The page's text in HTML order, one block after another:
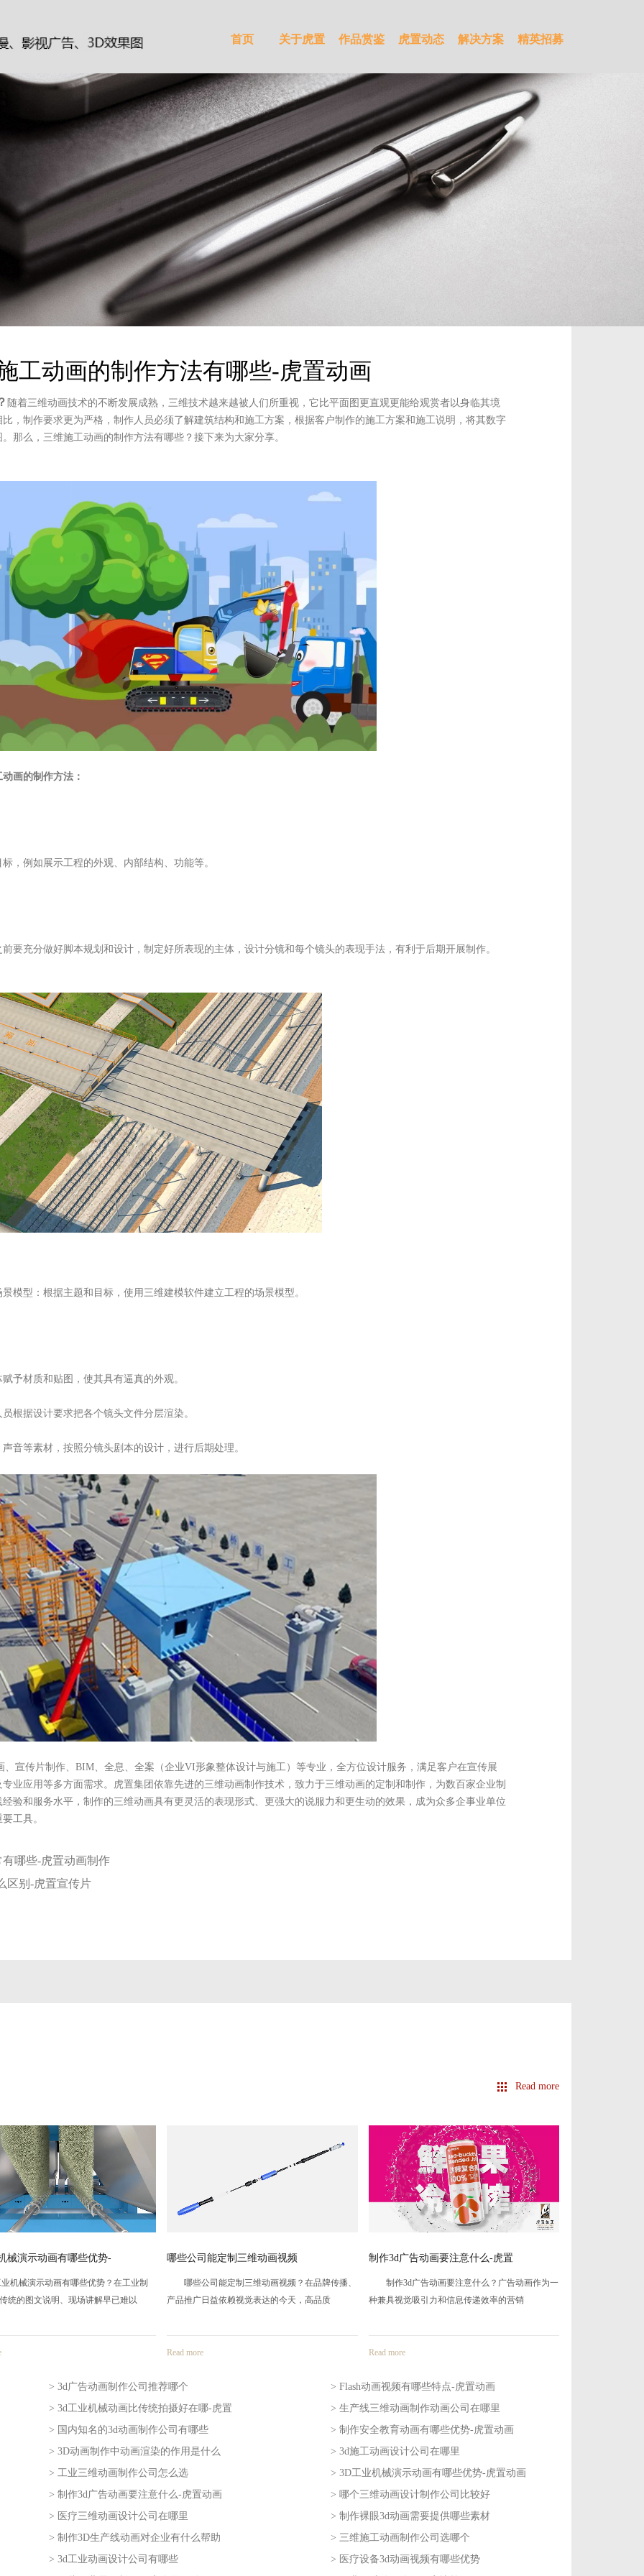
首页 关于虎置 作品赏鉴 虎置动态 解决方案 精英招募
工动画的制作方法有哪些-虎置动画
随着三维动画技术的不断发展成熟，三维技术越来越被人们所重视，它比平面图更直观更能给观赏者以身临其境
，制作要求更为严格，制作人员必须了解建筑结构和施工方案，根据客户制作的施工方案和施工说明，将其数字
那么，三维施工动画的制作方法有哪些？接下来为大家分享。
画的制作方法：
，例如展示工程的外观、内部结构、功能等。
要充分做好脚本规划和设计，制定好所表现的主体，设计分镜和每个镜头的表现手法，有利于后期开展制作。
模型：根据主题和目标，使用三维建模软件建立工程的场景模型。
予材质和贴图，使其具有逼真的外观。
根据设计要求把各个镜头文件分层渲染。
音等素材，按照分镜头剧本的设计，进行后期处理。
宣传片制作、BIM、全息、全案（企业VI形象整体设计与施工）等专业，全方位设计服务，满足客户在宣传展
业应用等多方面需求。虎置集团依靠先进的三维动画制作技术，致力于三维动画的定制和制作，为数百家企业制
验和服务水平，制作的三维动画具有更灵活的表现形式、更强大的说服力和更生动的效果，成为众多企事业单位
工具。
哪些-虎置动画制作
区别-虎置宣传片
Read more
能定制三维动画视频
定制三维动画视频？在品牌传播、
益依赖视觉表达的今天，高品质
制作3d广告动画要注意什么-虎置
制作3d广告动画要注意什么？广告动画作为一
种兼具视觉吸引力和信息传递效率的营销
Read more
哪个三维动画设计制作公司比较好
哪个三维动画设计制作公司比较好？在数字化
营销时代，三维动画已经成为企业展示产品
Read more
> 3d广告动画制作公司推荐哪个
2026-08-05
> Flash动画视频有哪些特点-虎置动画
> 3d工业机械动画比传统拍摄好在哪-虎置
> 生产线三维动画制作动画公司在哪里
2026-08-03
> 国内知名的3d动画制作公司有哪些
2026-07-31
> 制作安全教育动画有哪些优势-虎置动画
> 3D动画制作中动画渲染的作用是什么
> 3d施工动画设计公司在哪里
2026-07-29
> 工业三维动画制作公司怎么选
2026-07-28
> 3D工业机械演示动画有哪些优势-虎置动画
> 制作3d广告动画要注意什么-虎置动画
> 哪个三维动画设计制作公司比较好
> 医疗三维动画设计公司在哪里
2026-07-23
> 制作裸眼3d动画需要提供哪些素材
> 制作3D生产线动画对企业有什么帮助
> 三维施工动画制作公司选哪个
> 3d工业动画设计公司有哪些
> 医疗设备3d动画视频有哪些优势